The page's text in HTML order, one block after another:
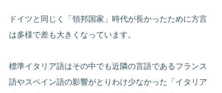
ドイツと同じく「領邦国家」時代が長かったために方言
は多様で差も大きくなっています。
標準イタリア語はその中でも近隣の言語であるフランス
語やスペイン語の影響がとりわけ少なかった「イタリア